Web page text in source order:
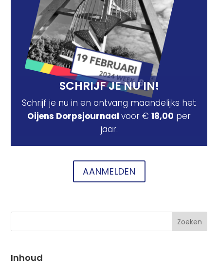
SCHRIJF JE NU IN!
Schrijf je nu in en ontvang maandelijks het
Oijens Dorpsjournaal voor € 18,00 per
jaar.
AANMELDEN
Zoeken
Inhoud